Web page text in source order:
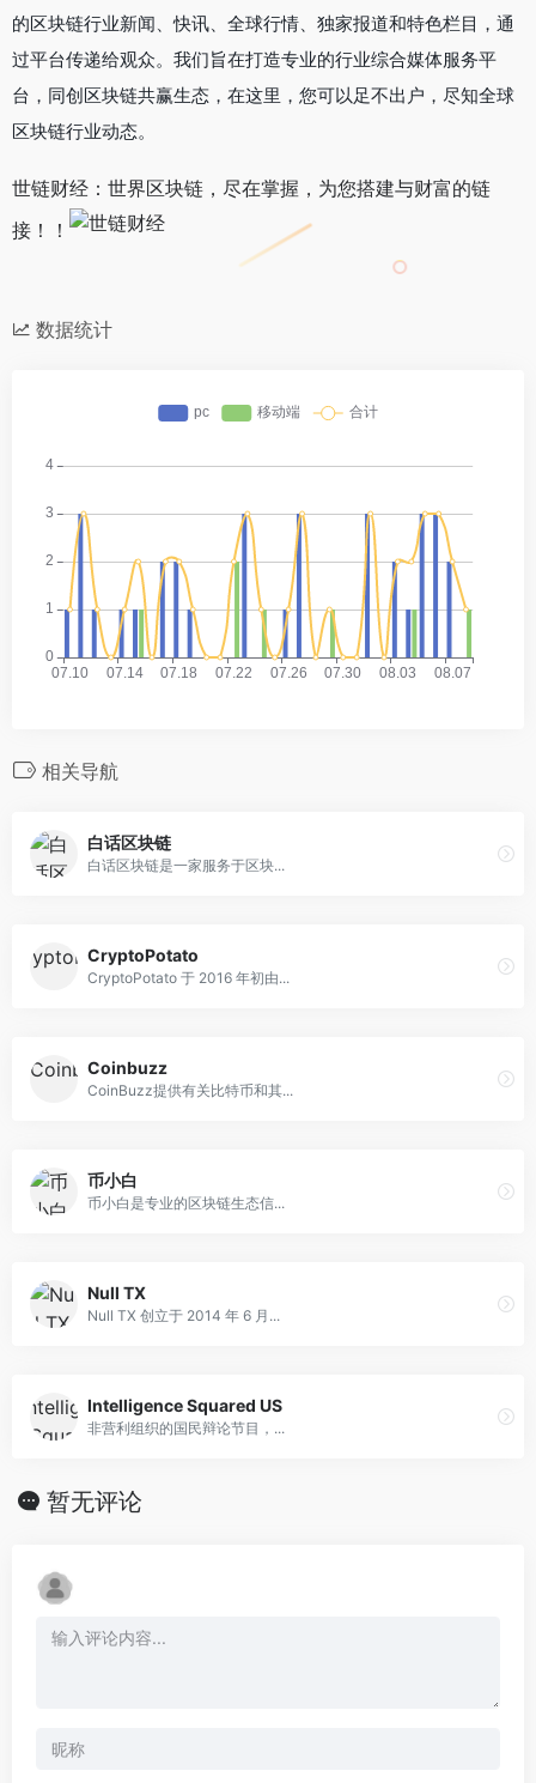
的区块链行业新闻、快讯、全球行情、独家报道和特色栏目，通
过平台传递给观众。我们旨在打造专业的行业综合媒体服务平
台，同创区块链共赢生态，在这里，您可以足不出户，尽知全球
区块链行业动态。
世链财经：世界区块链，尽在掌握，为您搭建与财富的链
接！！
数据统计
相关导航
白话区块链
白话区块链是一家服务于区块...
CryptoPotato
CryptoPotato 于 2016 年初由...
Coinbuzz
CoinBuzz提供有关比特币和其...
币小白
币小白是专业的区块链生态信...
Null TX
Null TX 创立于 2014 年 6 月...
Intelligence Squared US
非营利组织的国民辩论节目，...
暂无评论